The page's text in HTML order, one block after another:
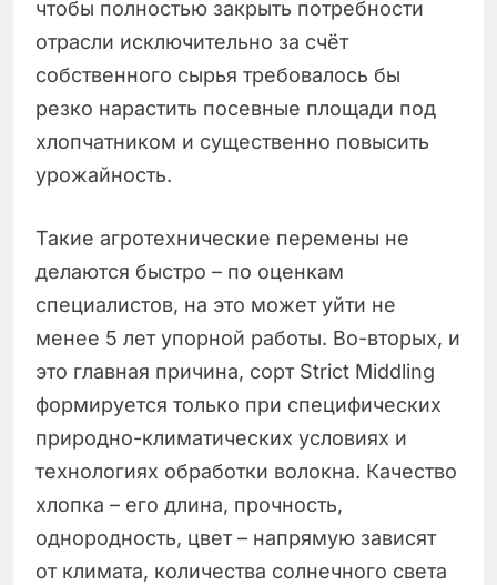
чтобы полностью закрыть потребности
отрасли исключительно за счёт
собственного сырья требовалось бы
резко нарастить посевные площади под
хлопчатником и существенно повысить
урожайность.
Такие агротехнические перемены не
делаются быстро – по оценкам
специалистов, на это может уйти не
менее 5 лет упорной работы. Во-вторых, и
это главная причина, сорт Strict Middling
формируется только при специфических
природно-климатических условиях и
технологиях обработки волокна. Качество
хлопка – его длина, прочность,
однородность, цвет – напрямую зависят
от климата, количества солнечного света